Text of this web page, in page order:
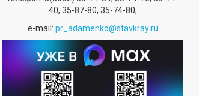
40, 35-87-80, 35-74-80,
е-mail: pr_adamenko@stavkray.ru